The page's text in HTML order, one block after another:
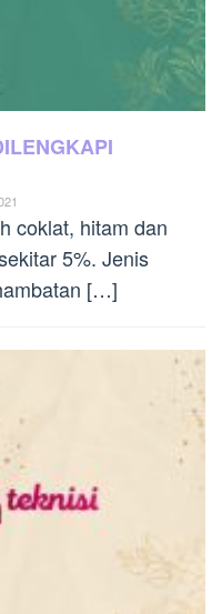
coklat, hitam dan
5%. Jenis
[…]